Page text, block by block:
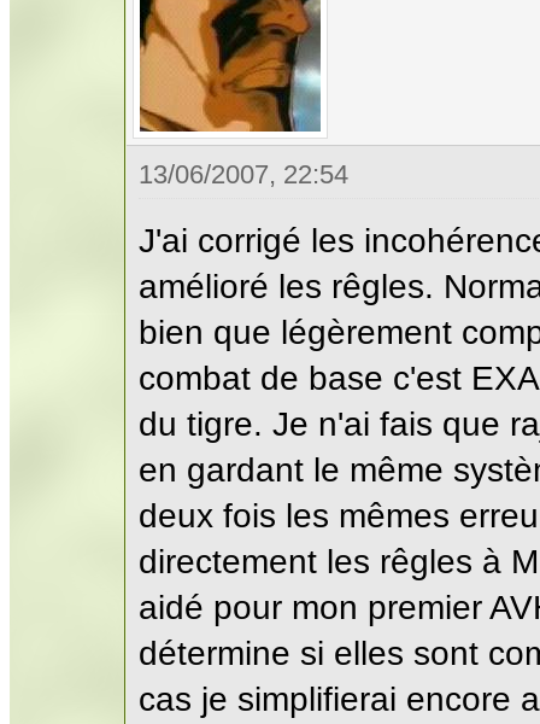
13/06/2007, 22:54
J'ai corrigé les
amélioré les rêgles.
bien que légèrement
combat de base c'est
du tigre. Je n'ai fais que
en gardant le même
deux fois les mêmes
directement les rêgles à
aidé pour mon premier
détermine si elles sont
cas je simplifierai encore